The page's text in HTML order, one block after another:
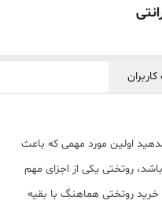
اولین مورد مهمی که باعث
روتختی یکی از اجزای مهم
روتختی هماهنگ با بقیه